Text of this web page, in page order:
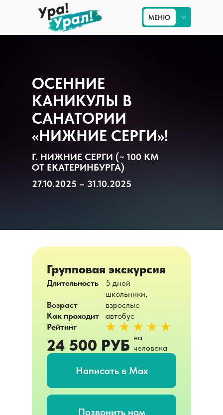
Экскурсии в Екатеринбурге
Туры по Уралу
Туры по России
МЕНЮ
МЕНЮ
27.10.2025 – 31.10.2025
Г. НИЖНИЕ СЕРГИ (~ 100 КМ
ОТ ЕКАТЕРИНБУРГА)
ОСЕННИЕ
КАНИКУЛЫ В
САНАТОРИИ
«НИЖНИЕ СЕРГИ»!
Групповая экскурсия
Длительность 5 дней
Возраст
школьники,
взрослые
Как проходит
автобус
Рейтинг
24 500 РУБ на
человека
Написать в Max
Позвонить нам